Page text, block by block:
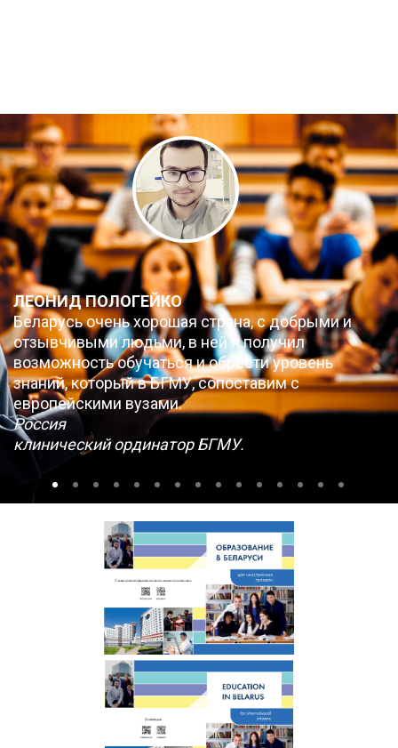
ЛЕОНИД ПОЛОГЕЙКО
Беларусь очень хорошая страна, с добрыми и
отзывчивыми людьми, в ней я получил
возможность обучаться и обрести уровень
знаний, который в БГМУ, сопоставим с
европейскими вузами.
Россия
клинический ординатор БГМУ.